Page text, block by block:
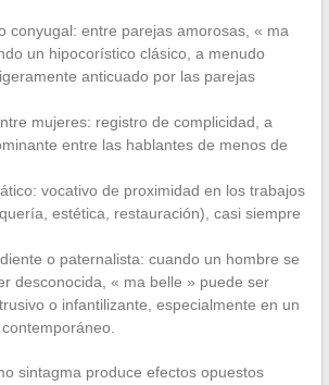
conyugal: entre parejas amorosas, « ma
un hipocorístico clásico, a menudo
anticuado por las parejas
mujeres: registro de complicidad, a
entre las hablantes de menos de
vocativo de proximidad en los trabajos
estética, restauración), casi siempre
o paternalista: cuando un hombre se
desconocida, « ma belle » puede ser
o infantilizante, especialmente en un
sintagma produce efectos opuestos